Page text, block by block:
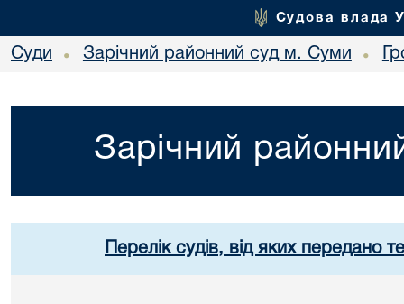
Судова влада
Суди • Зарічний районний суд м. Суми •
Зарічний
Перелік судів, від яких передано